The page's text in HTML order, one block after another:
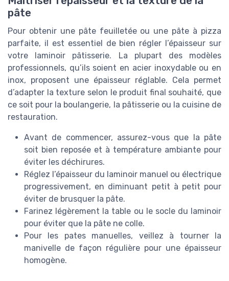
pâte
Pour obtenir une pâte feuilletée ou une pâte à pizza
parfaite, il est essentiel de bien régler l’épaisseur sur
votre laminoir pâtisserie. La plupart des modèles
professionnels, qu’ils soient en acier inoxydable ou en
inox, proposent une épaisseur réglable. Cela permet
d’adapter la texture selon le produit final souhaité, que
ce soit pour la boulangerie, la pâtisserie ou la cuisine de
restauration.
Avant de commencer, assurez-vous que la pâte
soit bien reposée et à température ambiante pour
éviter les déchirures.
Réglez l’épaisseur du laminoir manuel ou électrique
progressivement, en diminuant petit à petit pour
éviter de brusquer la pâte.
Farinez légèrement la table ou le socle du laminoir
pour éviter que la pâte ne colle.
Pour les pates manuelles, veillez à tourner la
manivelle de façon régulière pour une épaisseur
homogène.